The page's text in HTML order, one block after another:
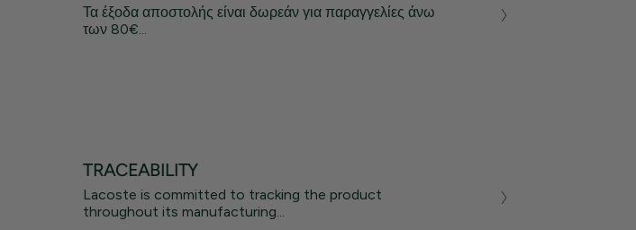
Τα έξοδα αποστολής είναι δωρεάν για παραγγελίες άνω
των 80€...
TRACEABILITY
Lacoste is committed to tracking the product
throughout its manufacturing...